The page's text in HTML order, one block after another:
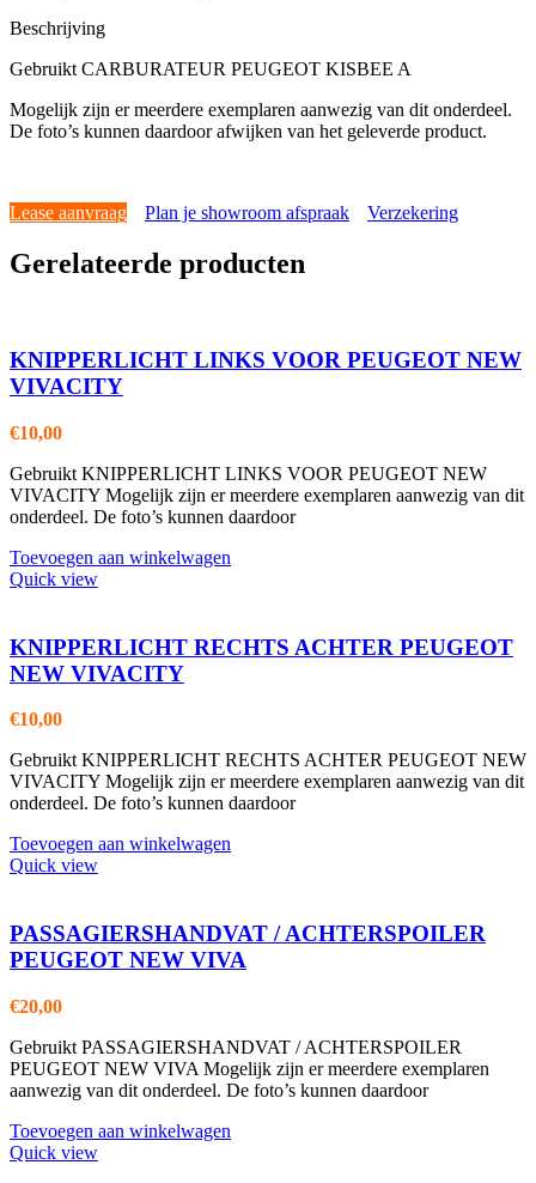
Beschrijving
Gebruikt CARBURATEUR PEUGEOT KISBEE A
Mogelijk zijn er meerdere exemplaren aanwezig van dit onderdeel.
De foto’s kunnen daardoor afwijken van het geleverde product.
Lease aanvraag Plan je showroom afspraak Verzekering
Gerelateerde producten
KNIPPERLICHT LINKS VOOR PEUGEOT NEW
VIVACITY
€10,00
Gebruikt KNIPPERLICHT LINKS VOOR PEUGEOT NEW
VIVACITY Mogelijk zijn er meerdere exemplaren aanwezig van dit
onderdeel. De foto’s kunnen daardoor
Toevoegen aan winkelwagen
Quick view
KNIPPERLICHT RECHTS ACHTER PEUGEOT
NEW VIVACITY
€10,00
Gebruikt KNIPPERLICHT RECHTS ACHTER PEUGEOT NEW
VIVACITY Mogelijk zijn er meerdere exemplaren aanwezig van dit
onderdeel. De foto’s kunnen daardoor
Toevoegen aan winkelwagen
Quick view
PASSAGIERSHANDVAT / ACHTERSPOILER
PEUGEOT NEW VIVA
€20,00
Gebruikt PASSAGIERSHANDVAT / ACHTERSPOILER
PEUGEOT NEW VIVA Mogelijk zijn er meerdere exemplaren
aanwezig van dit onderdeel. De foto’s kunnen daardoor
Toevoegen aan winkelwagen
Quick view